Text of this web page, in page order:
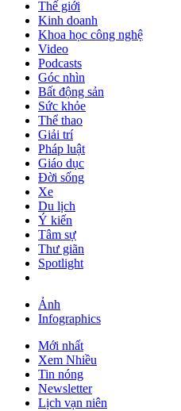
Thế giới
Kinh doanh
Khoa học công nghệ
Video
Podcasts
Góc nhìn
Bất động sản
Sức khỏe
Thể thao
Giải trí
Pháp luật
Giáo dục
Đời sống
Xe
Du lịch
Ý kiến
Tâm sự
Thư giãn
Spotlight
Ảnh
Infographics
Mới nhất
Xem Nhiều
Tin nóng
Newsletter
Lịch vạn niên